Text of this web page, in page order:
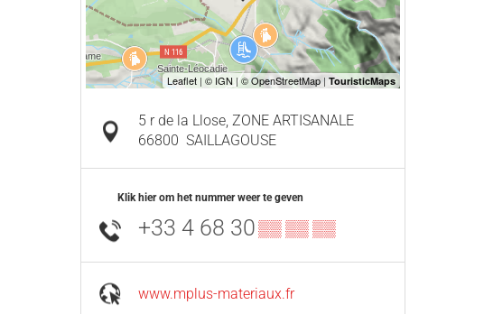
5 r de la Llose, ZONE ARTISANALE
66800 SAILLAGOUSE
Klik hier om het nummer weer te geven
+33 4 68 30▒▒ ▒▒ ▒▒
www.mplus-materiaux.fr